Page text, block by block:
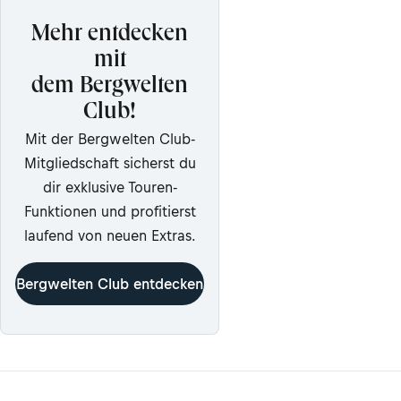
Mehr entdecken
mit
dem Bergwelten
Club!
Mit der Bergwelten Club-
Mitgliedschaft sicherst du
dir exklusive Touren-
Funktionen und profitierst
laufend von neuen Extras.
Bergwelten Club entdecken